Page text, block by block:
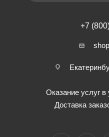
+7
Оказание услуг
Доставка